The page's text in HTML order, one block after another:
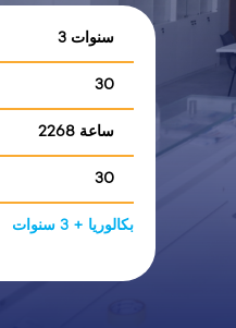
3 سنوات
30
2268 ساعة
30
بكالوريا + 3 سنوات